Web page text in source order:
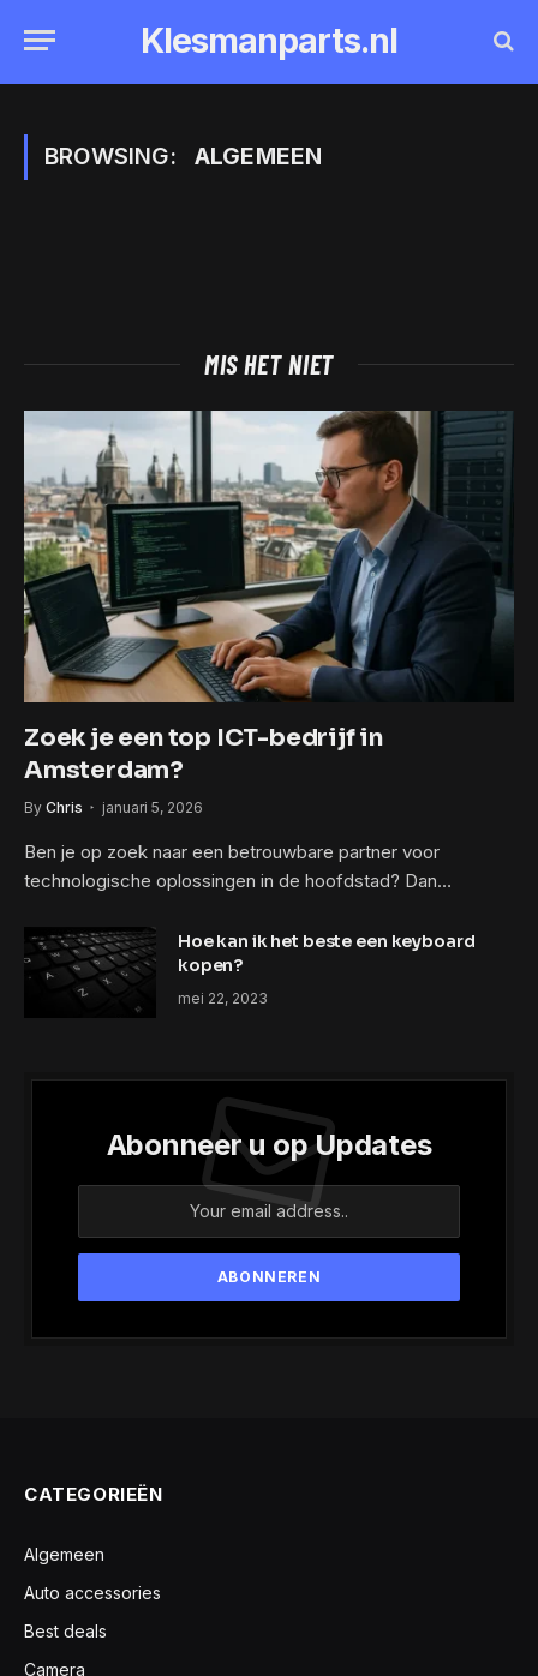
Klesmanparts.nl
BROWSING: ALGEMEEN
MIS HET NIET
Zoek je een top ICT-bedrijf in
Amsterdam?
By Chris januari 5, 2026
Ben je op zoek naar een betrouwbare partner voor
technologische oplossingen in de hoofdstad? Dan…
Hoe kan ik het beste een keyboard
kopen?
mei 22, 2023
Abonneer u op Updates
CATEGORIEËN
Algemeen
Auto accessories
Best deals
Camera